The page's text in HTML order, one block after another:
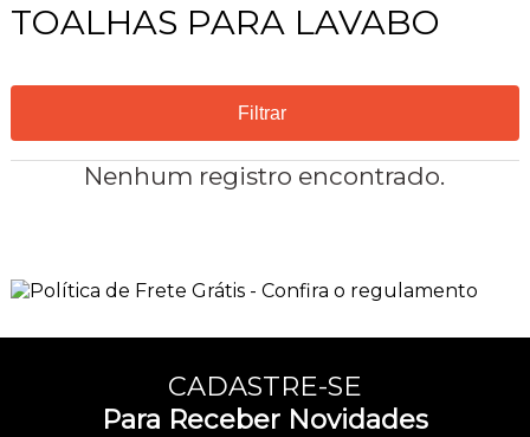
TOALHAS PARA LAVABO
Filtrar
Nenhum registro encontrado.
CADASTRE-SE
Para Receber Novidades